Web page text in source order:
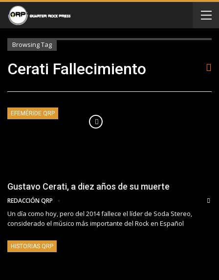
Browsing Tag
Cerati Fallecimiento
EFEMÉRIDE QRP
Gustavo Cerati, a diez años de su muerte
REDACCIÓN QRP
Un día como hoy, pero del 2014 fallece el líder de Soda Stereo,
considerado el músico más importante del Rock en Español
HISTORIAS QRP